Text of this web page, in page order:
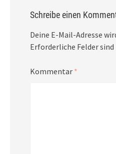
Schreibe einen
Deine E-Mail-Adresse
Erforderliche Felder
Kommentar *